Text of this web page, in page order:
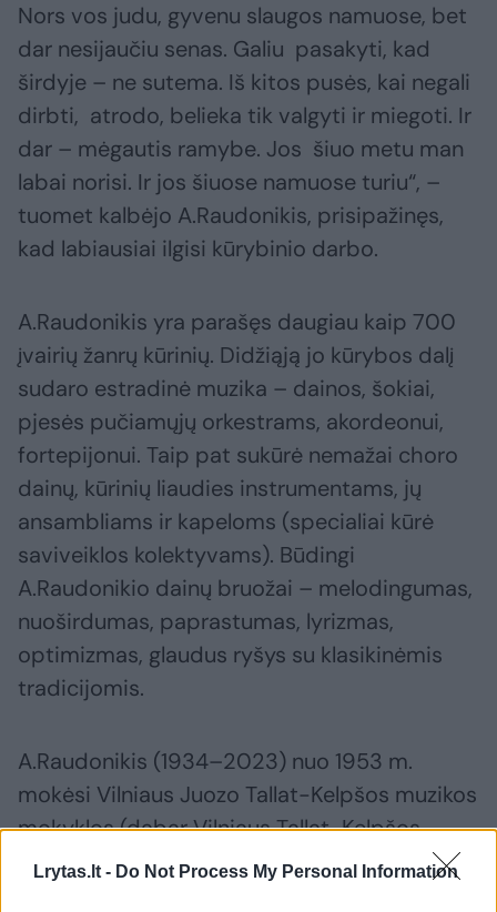
Lrytas.lt - Do Not Process My Personal Information
Nors vos judu, gyvenu slaugos namuose, bet
dar nesijaučiu senas. Galiu pasakyti, kad
širdyje – ne sutema. Iš kitos pusės, kai negali
dirbti, atrodo, belieka tik valgyti ir miegoti. Ir
dar – mėgautis ramybe. Jos šiuo metu man
labai norisi. Ir jos šiuose namuose turiu“, –
tuomet kalbėjo A.Raudonikis, prisipažinęs,
kad labiausiai ilgisi kūrybinio darbo.
A.Raudonikis yra parašęs daugiau kaip 700
įvairių žanrų kūrinių. Didžiąją jo kūrybos dalį
sudaro estradinė muzika – dainos, šokiai,
pjesės pučiamųjų orkestrams, akordeonui,
fortepijonui. Taip pat sukūrė nemažai choro
dainų, kūrinių liaudies instrumentams, jų
ansambliams ir kapeloms (specialiai kūrė
saviveiklos kolektyvams). Būdingi
A.Raudonikio dainų bruožai – melodingumas,
nuoširdumas, paprastumas, lyrizmas,
optimizmas, glaudus ryšys su klasikinėmis
tradicijomis.
A.Raudonikis (1934–2023) nuo 1953 m.
mokėsi Vilniaus Juozo Tallat-Kelpšos muzikos
mokyklos (dabar Vilniaus Tallat-Kelpšos
konservatorija) teorijos-kompozicijos